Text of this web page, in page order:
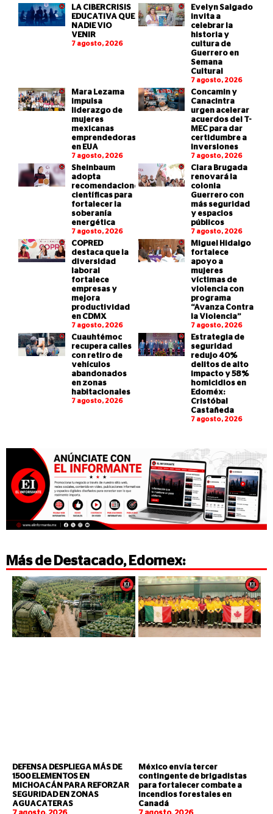
LA CIBERCRISIS
EDUCATIVA QUE
NADIE VIO
VENIR
7 agosto, 2026
Evelyn Salgado
invita a
celebrar la
historia y
cultura de
Guerrero en
Semana
Cultural
7 agosto, 2026
Mara Lezama
impulsa
liderazgo de
mujeres
mexicanas
emprendedoras
en EUA
7 agosto, 2026
Concamin y
Canacintra
urgen acelerar
acuerdos del T-
MEC para dar
certidumbre a
inversiones
7 agosto, 2026
Sheinbaum
adopta
recomendaciones
científicas para
fortalecer la
soberanía
energética
7 agosto, 2026
Clara Brugada
renovará la
colonia
Guerrero con
más seguridad
y espacios
públicos
7 agosto, 2026
COPRED
destaca que la
diversidad
laboral
fortalece
empresas y
mejora
productividad
en CDMX
7 agosto, 2026
Miguel Hidalgo
fortalece
apoyo a
mujeres
víctimas de
violencia con
programa
“Avanza Contra
la Violencia”
7 agosto, 2026
Cuauhtémoc
recupera calles
con retiro de
vehículos
abandonados
en zonas
habitacionales
7 agosto, 2026
Estrategia de
seguridad
redujo 40%
delitos de alto
impacto y 58%
homicidios en
Edoméx:
Cristóbal
Castañeda
7 agosto, 2026
Más de Destacado, Edomex:
DEFENSA DESPLIEGA MÁS DE
1500 ELEMENTOS EN
MICHOACÁN PARA REFORZAR
SEGURIDAD EN ZONAS
AGUACATERAS
México envía tercer
contingente de brigadistas
para fortalecer combate a
incendios forestales en
Canadá